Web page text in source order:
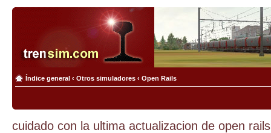
Índice general ‹ Otros simuladores ‹ Open Rails
cuidado con la ultima actualizacion de open